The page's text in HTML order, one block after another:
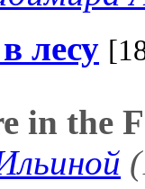
лесу
in the